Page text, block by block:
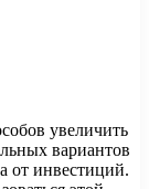
увеличить
вариантов
от инвестиций.